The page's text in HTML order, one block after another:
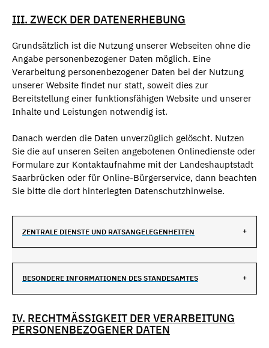
III. ZWECK DER DATENERHEBUNG
Grundsätzlich ist die Nutzung unserer Webseiten ohne die
Angabe personenbezogener Daten möglich. Eine
Verarbeitung personenbezogener Daten bei der Nutzung
unserer Website findet nur statt, soweit dies zur
Bereitstellung einer funktionsfähigen Website und unserer
Inhalte und Leistungen notwendig ist.
Danach werden die Daten unverzüglich gelöscht. Nutzen
Sie die auf unseren Seiten angebotenen Onlinedienste oder
Formulare zur Kontaktaufnahme mit der Landeshauptstadt
Saarbrücken oder für Online-Bürgerservice, dann beachten
Sie bitte die dort hinterlegten Datenschutzhinweise.
ZENTRALE DIENSTE UND RATSANGELEGENHEITEN
BESONDERE INFORMATIONEN DES STANDESAMTES
IV. RECHTMÄSSIGKEIT DER VERARBEITUNG P
ERSONENBEZOGENER DATEN